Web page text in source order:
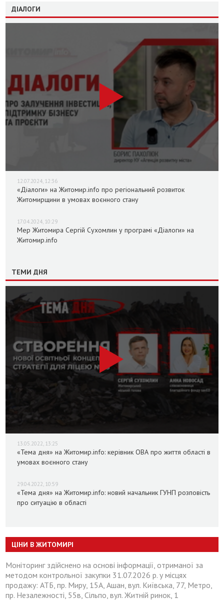
ДІАЛОГИ
12.07.2024, 12:36
«Діалоги» на Житомир.info про регіональний розвиток
Житомирщини в умовах воєнного стану
17.04.2024, 10:29
Мер Житомира Сергій Сухомлин у програмі «Діалоги» на
Житомир.info
ТЕМИ ДНЯ
13.05.2022, 13:25
«Тема дня» на Житомир.info: керівник ОВА про життя області в
умовах воєнного стану
29.04.2022, 10:59
«Тема дня» на Житомир.info: новий начальник ГУНП розповість
про ситуацію в області
ЦІНИ В ЖИТОМИРІ
Моніторинг здійснено на основі інформації, отриманої за
методом контрольної закупки 31.07.2026 р. у місцях
продажу: АТБ, пр. Миру, 15А, Ашан, вул. Київська, 77, Метро,
пр. Незалежності, 55в, Сільпо, вул. Житній ринок, 1